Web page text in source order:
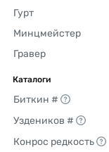
Гурт
Минцмейстер
Гравер
Каталоги
Биткин #
Уздеников #
Конрос редкость